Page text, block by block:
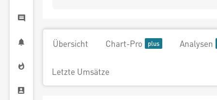
Übersicht Chart-Pro Analysen
Letzte Umsätze